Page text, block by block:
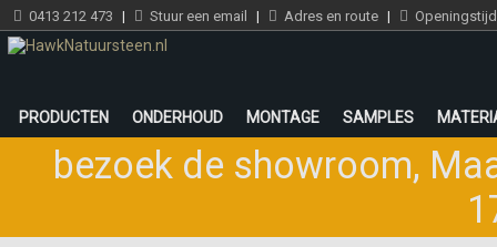
0413 212 473 | Stuur een email | Adres en route |
PRODUCTEN ONDERHOUD MONTAGE SAMPLES
bezoek de showroom,